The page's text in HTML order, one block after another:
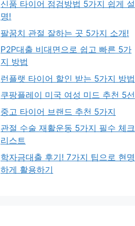
신품 타이어 점검방법 5가지 쉽게 설
명!
팔꿈치 관절 잘하는 곳 5가지 소개!
P2P대출 비대면으로 쉽고 빠른 5가
지 방법
런플랫 타이어 할인 받는 5가지 방법
쿠팡플레이 미국 여성 미드 추천 5선
중고 타이어 브랜드 추천 5가지
관절 수술 재활운동 5가지 필수 체크
리스트
학자금대출 후기! 7가지 팁으로 현명
하게 활용하기